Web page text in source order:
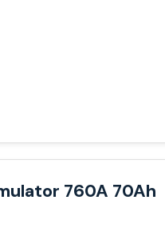
760A 70Ah